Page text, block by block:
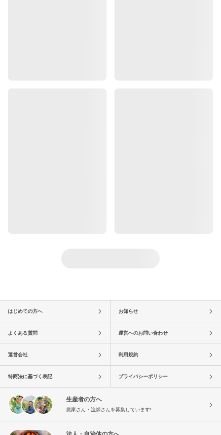
はじめての方へ お知らせ
よくある質問 運営へのお問い合わせ
運営会社 利用規約
特商法に基づく表記 プライバシーポリシー
生産者の方へ
農家さん・漁師さんを募集しています!